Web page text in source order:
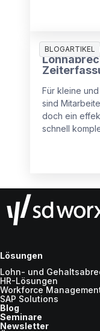
BLOGARTIKEL
Wie
Für kleine
sind
doch ein
schnell
Lösungen
Lohn- und
HR-Lösungen
Workforce
SAP Solutions
Blog
Seminare
Newsletter